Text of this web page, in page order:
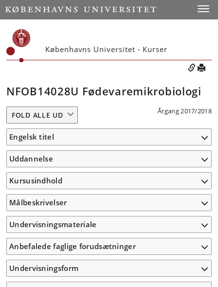
Københavns Universitet - Kurser
NFOB14028U Fødevaremikrobiologi
Årgang 2017/2018
FOLD ALLE UD
Engelsk titel
Uddannelse
Kursusindhold
Målbeskrivelser
Undervisningsmateriale
Anbefalede faglige forudsætninger
Undervisningsform